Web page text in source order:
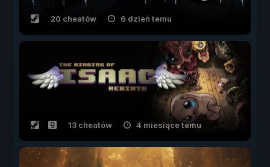
20 cheatów 6 dzień temu
13 cheatów 4 miesiące temu